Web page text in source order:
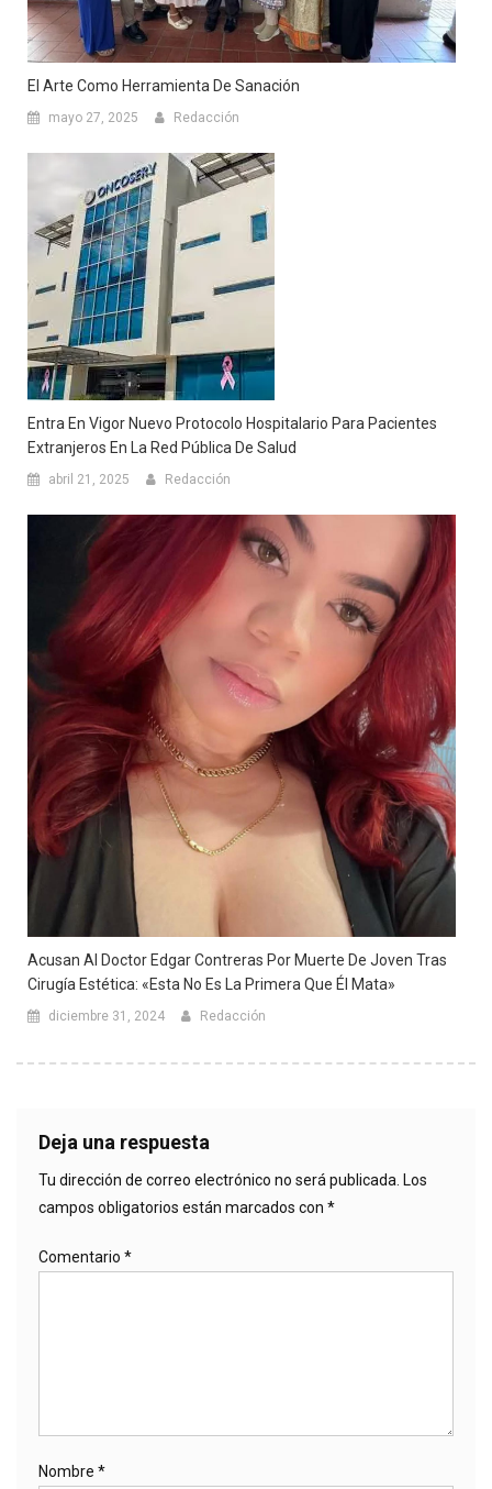
El Arte Como Herramienta De Sanación
mayo 27, 2025 Redacción
Entra En Vigor Nuevo Protocolo Hospitalario Para Pacientes
Extranjeros En La Red Pública De Salud
abril 21, 2025 Redacción
Acusan Al Doctor Edgar Contreras Por Muerte De Joven Tras
Cirugía Estética: «Esta No Es La Primera Que Él Mata»
diciembre 31, 2024 Redacción
Deja una respuesta
Tu dirección de correo electrónico no será publicada. Los
campos obligatorios están marcados con *
Comentario *
Nombre *